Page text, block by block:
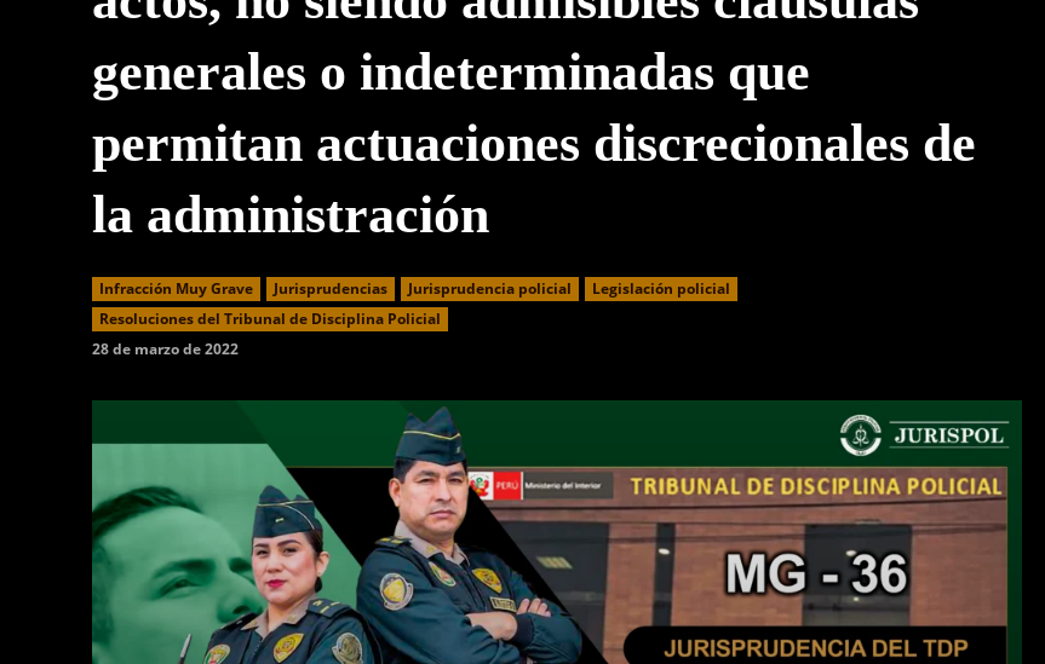
generales o indeterminadas que
permitan actuaciones discrecionales de
la administración
Infracción Muy Grave Jurisprudencias Jurisprudencia policial
Legislación policial
Resoluciones del Tribunal de Disciplina Policial
28 de marzo de 2022